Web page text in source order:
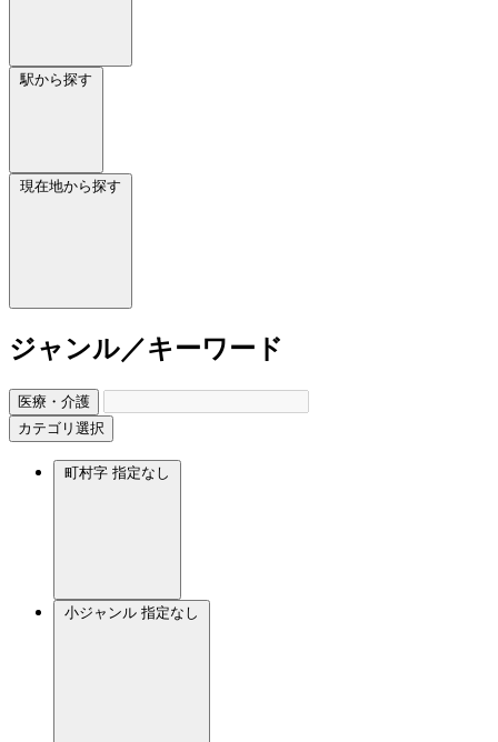
駅から探す
現在地から探す
ジャンル／キーワード
医療・介護
カテゴリ選択
町村字 指定なし
小ジャンル 指定なし